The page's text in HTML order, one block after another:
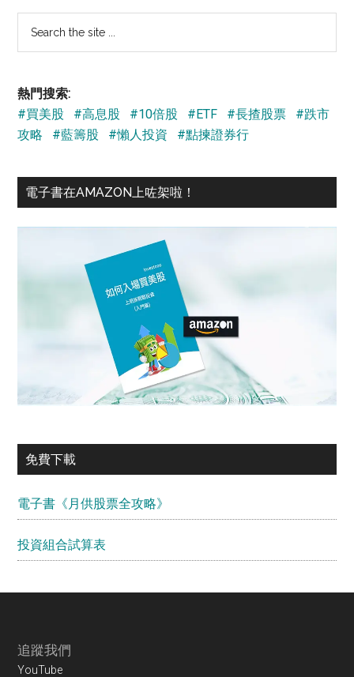
熱門搜索:
#買美股
#高息股 #10倍股 #ETF #長揸股票
#跌市
攻略
#藍籌股 #懶人投資 #點揀證券行
電子書在AMAZON上咗架啦！
免費下載
電子書《月供股票全攻略》
投資組合試算表
Footer
追蹤我們
YouTube